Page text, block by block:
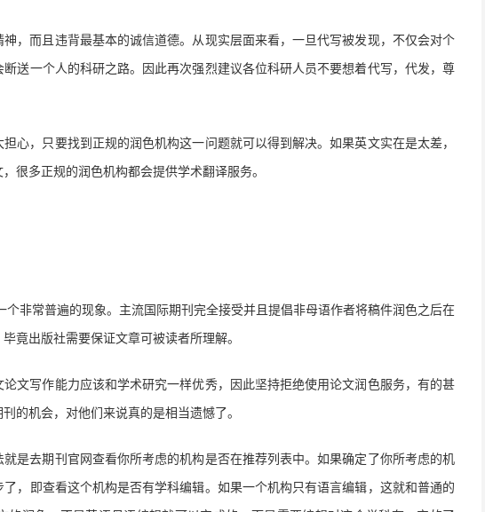
，而且违背最基本的诚信道德。从现实层面来看，一旦代写被发现，不仅会对个
送一个人的科研之路。因此再次强烈建议各位科研人员不要想着代写，代发，尊
心，只要找到正规的润色机构这一问题就可以得到解决。如果英文实在是太差，
很多正规的润色机构都会提供学术翻译服务。
个非常普遍的现象。主流国际期刊完全接受并且提倡非母语作者将稿件润色之后在
竟出版社需要保证文章可被读者所理解。
文写作能力应该和学术研究一样优秀，因此坚持拒绝使用论文润色服务，有的甚
的机会，对他们来说真的是相当遗憾了。
是去期刊官网查看你所考虑的机构是否在推荐列表中。如果确定了你所考虑的机
，即查看这个机构是否有学科编辑。如果一个机构只有语言编辑，这就和普通的